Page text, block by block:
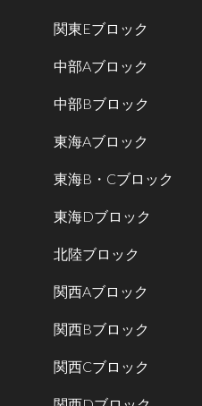
関東Eブロック
中部Aブロック
中部Bブロック
東海Aブロック
東海B・Cブロック
東海Dブロック
北陸ブロック
関西Aブロック
関西Bブロック
関西Cブロック